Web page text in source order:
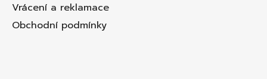
Vrácení a reklamace
Obchodní podmínky